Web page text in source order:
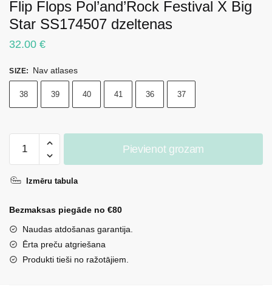
Flip Flops Pol’and’Rock Festival X Big
Star SS174507 dzeltenas
32.00 €
SIZE: Nav atlases
38 39 40 41 36 37
Flops
Festival
Big
Star
SS174507
dzeltenas
Pievienot grozam
Izmēru tabula
Bezmaksas piegāde no €80
Naudas atdošanas garantija.
Ērta preču atgriešana
Produkti tieši no ražotājiem.